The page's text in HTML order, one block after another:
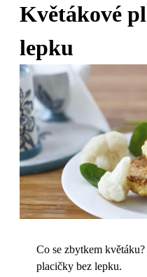
Květákové
lepku
Co se zbytkem
placičky bez lepku.